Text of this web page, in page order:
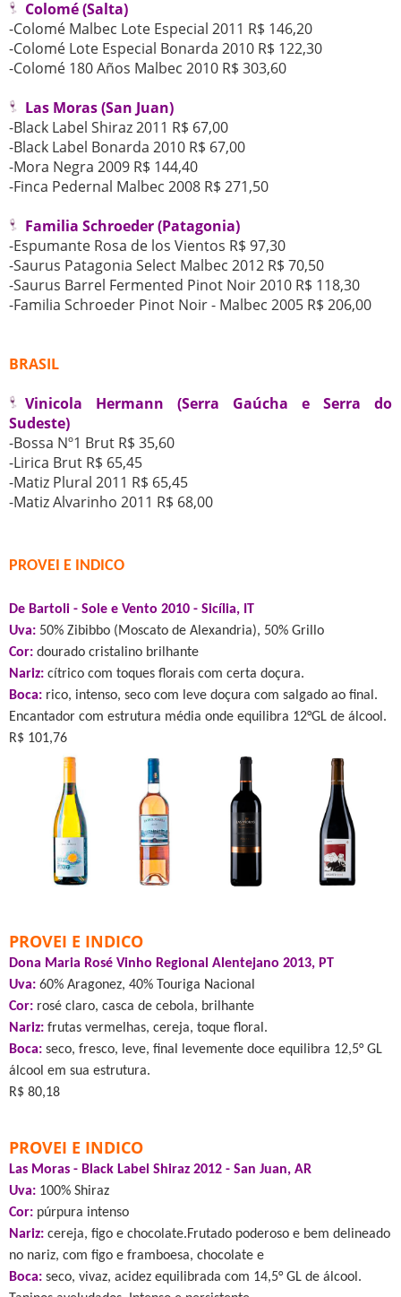
Colomé (Salta)
-Colomé Malbec Lote Especial 2011 R$ 146,20
-Colomé Lote Especial Bonarda 2010 R$ 122,30
-Colomé 180 Años Malbec 2010 R$ 303,60
Las Moras (San Juan)
-Black Label Shiraz 2011 R$ 67,00
-Black Label Bonarda 2010 R$ 67,00
-Mora Negra 2009 R$ 144,40
-Finca Pedernal Malbec 2008 R$ 271,50
Familia Schroeder (Patagonia)
-Espumante Rosa de los Vientos R$ 97,30
-Saurus Patagonia Select Malbec 2012 R$ 70,50
-Saurus Barrel Fermented Pinot Noir 2010 R$ 118,30
-Familia Schroeder Pinot Noir - Malbec 2005 R$ 206,00
BRASIL
Vinicola Hermann (Serra Gaúcha e Serra do
Sudeste)
-Bossa Nº1 Brut R$ 35,60
-Lirica Brut R$ 65,45
-Matiz Plural 2011 R$ 65,45
-Matiz Alvarinho 2011 R$ 68,00
PROVEI E INDICO
De Bartoli - Sole e Vento 2010 - Sicília, IT
Uva: 50% Zibibbo (Moscato de Alexandria), 50% Grillo
Cor: dourado cristalino brilhante
Nariz: cítrico com toques florais com certa doçura.
Boca: rico, intenso, seco com leve doçura com salgado ao final.
Encantador com estrutura média onde equilibra 12°GL de álcool.
R$ 101,76
PROVEI E INDICO
Dona Maria Rosé Vinho Regional Alentejano 2013, PT
Uva: 60% Aragonez, 40% Touriga Nacional
Cor: rosé claro, casca de cebola, brilhante
Nariz: frutas vermelhas, cereja, toque floral.
Boca: seco, fresco, leve, final levemente doce equilibra 12,5° GL
álcool em sua estrutura.
R$ 80,18
PROVEI E INDICO
Las Moras - Black Label Shiraz 2012 - San Juan, AR
Uva: 100% Shiraz
Cor: púrpura intenso
Nariz: cereja, figo e chocolate.Frutado poderoso e bem delineado
no nariz, com figo e framboesa, chocolate e
Boca: seco, vivaz, acidez equilibrada com 14,5° GL de álcool.